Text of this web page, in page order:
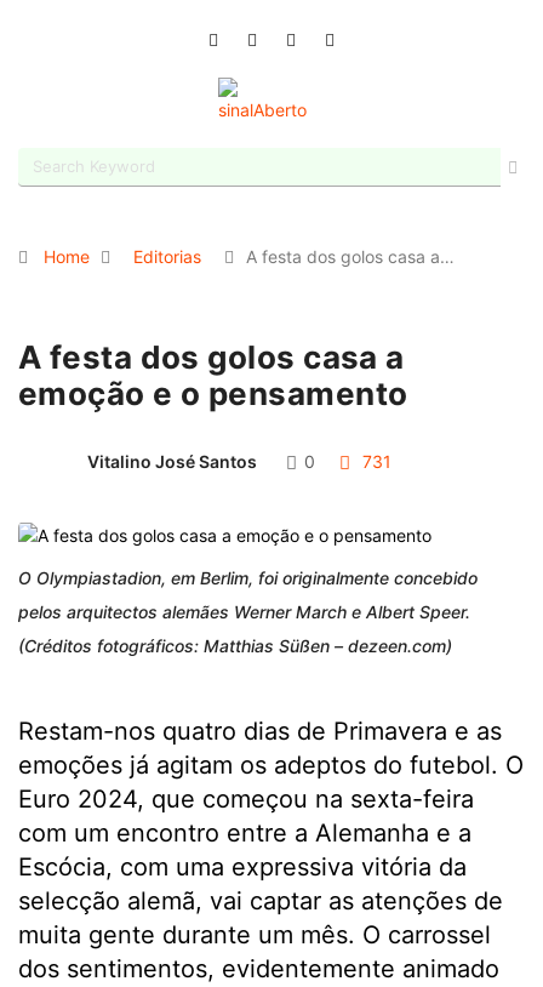
Home Editorias A festa dos golos casa a…
A festa dos golos casa a
emoção e o pensamento
Vitalino José Santos 0 731
O Olympiastadion, em Berlim, foi originalmente concebido
pelos arquitectos alemães Werner March e Albert Speer.
(Créditos fotográficos: Matthias Süßen – dezeen.com)
Restam-nos quatro dias de Primavera e as
emoções já agitam os adeptos do futebol. O
Euro 2024, que começou na sexta-feira
com um encontro entre a Alemanha e a
Escócia, com uma expressiva vitória da
selecção alemã, vai captar as atenções de
muita gente durante um mês. O carrossel
dos sentimentos, evidentemente animado